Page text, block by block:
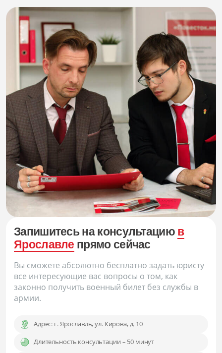
Запишитесь на консультацию в
Ярославле прямо сейчас
Вы сможете абсолютно бесплатно задать юристу
все интересующие вас вопросы о том, как
законно получить военный билет без службы в
армии.
Адрес: г. Ярославль, ул. Кирова, д. 10
Длительность консультации – 50 минут